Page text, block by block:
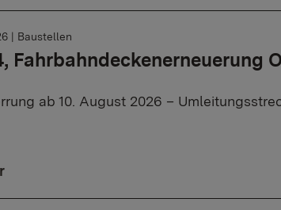
Fahrbahndeckenerneuerung
| Baustellen
ab 10. August 2026 –